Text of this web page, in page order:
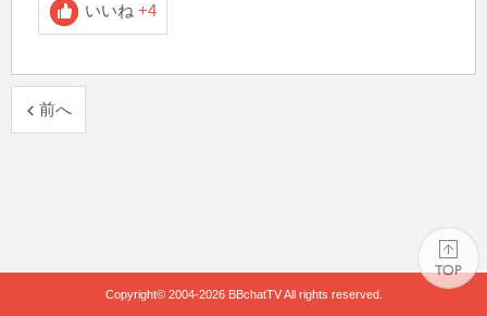
いいね +4
前へ
Copyright© 2004-2026 BBchatTVAll rights reserved.